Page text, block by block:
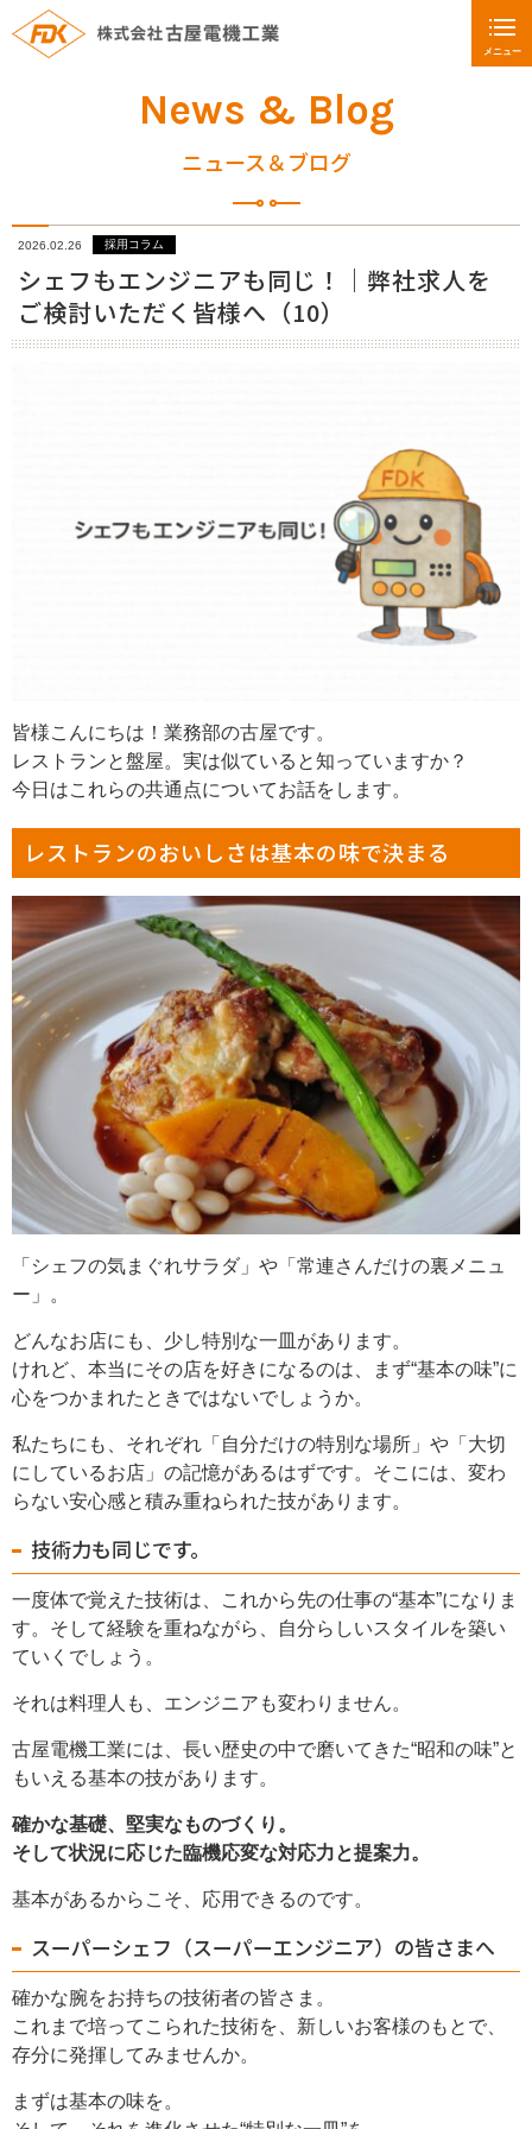
メニュー
News & Blog
ニュース＆ブログ
2026.02.26 採用コラム
シェフもエンジニアも同じ！｜弊社求人を
ご検討いただく皆様へ（10）
皆様こんにちは！業務部の古屋です。
レストランと盤屋。実は似ていると知っていますか？
今日はこれらの共通点についてお話をします。
レストランのおいしさは基本の味で決まる
「シェフの気まぐれサラダ」や「常連さんだけの裏メニュ
ー」。
どんなお店にも、少し特別な一皿があります。
けれど、本当にその店を好きになるのは、まず“基本の味”に
心をつかまれたときではないでしょうか。
私たちにも、それぞれ「自分だけの特別な場所」や「大切
にしているお店」の記憶があるはずです。そこには、変わ
らない安心感と積み重ねられた技があります。
技術力も同じです。
一度体で覚えた技術は、これから先の仕事の“基本”になりま
す。そして経験を重ねながら、自分らしいスタイルを築い
ていくでしょう。
それは料理人も、エンジニアも変わりません。
古屋電機工業には、長い歴史の中で磨いてきた“昭和の味”と
もいえる基本の技があります。
確かな基礎、堅実なものづくり。
そして状況に応じた臨機応変な対応力と提案力。
基本があるからこそ、応用できるのです。
スーパーシェフ（スーパーエンジニア）の皆さまへ
確かな腕をお持ちの技術者の皆さま。
これまで培ってこられた技術を、新しいお客様のもとで、
存分に発揮してみませんか。
まずは基本の味を。